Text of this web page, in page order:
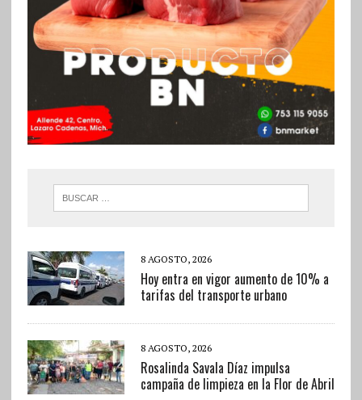
8 AGOSTO, 2026
Hoy entra en vigor aumento de 10% a
tarifas del transporte urbano
8 AGOSTO, 2026
Rosalinda Savala Díaz impulsa
campaña de limpieza en la Flor de Abril